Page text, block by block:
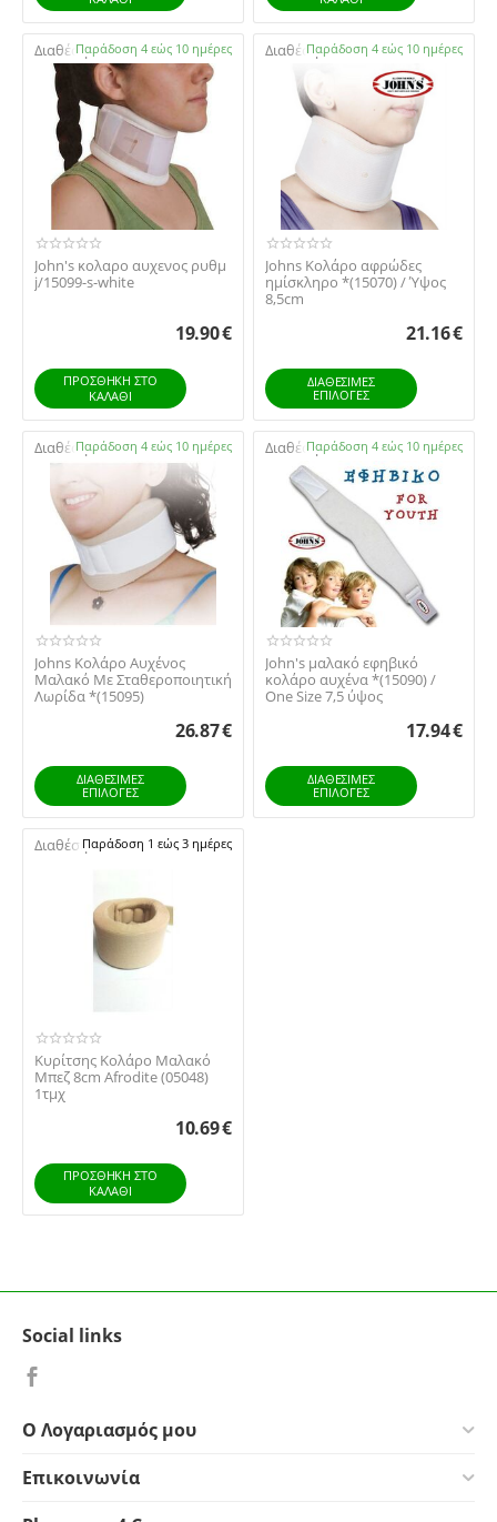
Διαθέσιμο:Παράδοση 4 εώς 10 ημέρες
John's κολαρο αυχενος ρυθμ
j/15099-s-white
19.90€
ΠΡΟΣΘΉΚΗ ΣΤΟ
ΚΑΛΆΘΙ
Διαθέσιμο:Παράδοση 4 εώς 10 ημέρες
Johns Κολάρο αφρώδες
ημίσκληρο *(15070) / Ύψος
8,5cm
21.16€
ΔΙΑΘΕΣΙΜΕΣ
ΕΠΙΛΟΓΈΣ
Διαθέσιμο:Παράδοση 4 εώς 10 ημέρες
Johns Κολάρο Αυχένος
Μαλακό Με Σταθεροποιητική
Λωρίδα *(15095)
26.87€
ΔΙΑΘΕΣΙΜΕΣ
ΕΠΙΛΟΓΈΣ
Διαθέσιμο:Παράδοση 4 εώς 10 ημέρες
John's μαλακό εφηβικό
κολάρο αυχένα *(15090) /
One Size 7,5 ύψος
17.94€
ΔΙΑΘΕΣΙΜΕΣ
ΕΠΙΛΟΓΈΣ
Διαθέσιμο:Παράδοση 1 εώς 3 ημέρες
Κυρίτσης Κολάρο Μαλακό
Μπεζ 8cm Afrodite (05048)
1τμχ
10.69€
ΠΡΟΣΘΉΚΗ ΣΤΟ
ΚΑΛΆΘΙ
Social links
Ο Λογαριασμός μου
Επικοινωνία